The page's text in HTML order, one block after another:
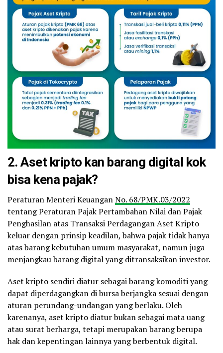
2. Aset kripto kan barang digital kok
bisa kena pajak?
Peraturan Menteri KeuanganNo. 68/PMK.03/2022
tentang Peraturan Pajak Pertambahan Nilai dan Pajak
Penghasilan atas Transaksi Perdagangan Aset Kripto
keluar dengan prinsip keadilan, bahwa pajak tidak hanya
atas barang kebutuhan umum masyarakat, namun juga
menjangkau barang digital yang ditransaksikan investor.
Aset kripto sendiri diatur sebagai barang komoditi yang
dapat diperdagangkan di bursa berjangka sesuai dengan
aturan perundang-undangan yang berlaku. Oleh
karenanya, aset kripto diatur bukan sebagai mata uang
atau surat berharga, tetapi merupakan barang berupa
hak dan kepentingan lainnya yang berbentuk digital.